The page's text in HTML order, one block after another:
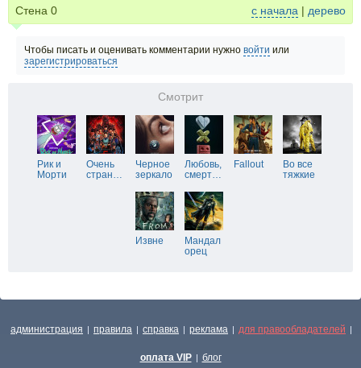
Стена 0 с начала | дерево
Чтобы писать и оценивать комментарии нужно войти или
зарегистрироваться
Смотрит
Рик и
Морти
Очень
стран…
Черное
зеркало
Любовь,
смерт…
Fallout
Во все
тяжкие
Извне
Мандал
орец
администрация | правила | справка | реклама | для правообладателей |
оплата VIP | блог